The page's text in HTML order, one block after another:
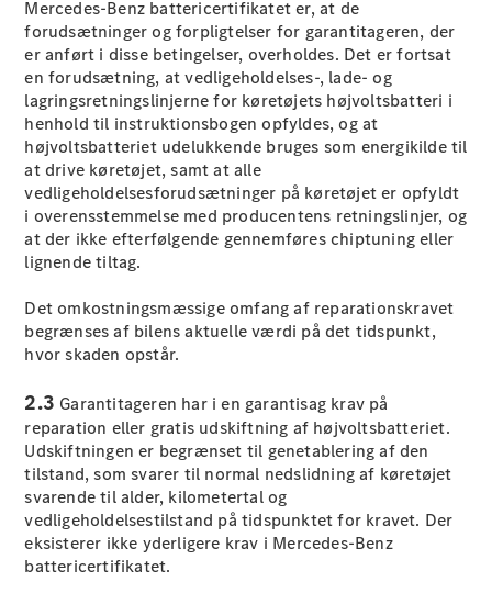
Klasse
Sedan
Elektrisk
EQE
Sedan
Elektrisk
EQS
Sedan
Elektrisk
E-Klasse
Sedan
S-Klasse
Lang
Mercedes-
Maybach S-
Konfigurator
Benz Online
Showroom
SUV
Mercedes-Benz battericertifikatet er, at de
forudsætninger og forpligtelser for garantitageren, der
er anført i disse betingelser, overholdes. Det er fortsat
en forudsætning, at vedligeholdelses-, lade- og
lagringsretningslinjerne for køretøjets højvoltsbatteri i
henhold til instruktionsbogen opfyldes, og at
højvoltsbatteriet udelukkende bruges som energikilde til
at drive køretøjet, samt at alle
vedligeholdelsesforudsætninger på køretøjet er opfyldt
i overensstemmelse med producentens retningslinjer, og
at der ikke efterfølgende gennemføres chiptuning eller
lignende tiltag.
Det omkostningsmæssige omfang af reparationskravet
begrænses af bilens aktuelle værdi på det tidspunkt,
hvor skaden opstår.
2.3 Garantitageren har i en garantisag krav på
reparation eller gratis udskiftning af højvoltsbatteriet.
Udskiftningen er begrænset til genetablering af den
tilstand, som svarer til normal nedslidning af køretøjet
svarende til alder, kilometertal og
vedligeholdelsestilstand på tidspunktet for kravet. Der
eksisterer ikke yderligere krav i Mercedes-Benz
battericertifikatet.